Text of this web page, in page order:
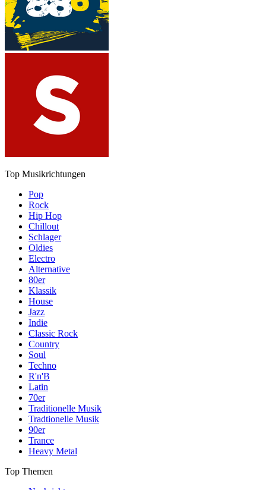
Top Musikrichtungen
Pop
Rock
Hip Hop
Chillout
Schlager
Oldies
Electro
Alternative
80er
Klassik
House
Jazz
Indie
Classic Rock
Country
Soul
Techno
R'n'B
Latin
70er
Traditionelle Musik
Tradtionelle Musik
90er
Trance
Heavy Metal
Top Themen